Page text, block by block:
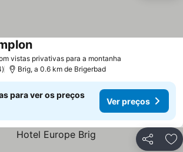
vistas privativas para a montanha
Ver preços
Brig, a 0.6 km de Brigerbad
para ver os preços
Ver preços
Partilhar